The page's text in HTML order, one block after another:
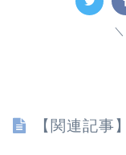
【関連記事】